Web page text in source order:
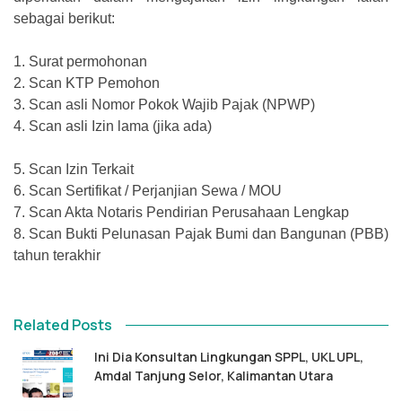
sebagai berikut:
1. Surat permohonan
2. Scan KTP Pemohon
3. Scan asli Nomor Pokok Wajib Pajak (NPWP)
4. Scan asli Izin lama (jika ada)
5. Scan Izin Terkait
6. Scan Sertifikat / Perjanjian Sewa / MOU
7. Scan Akta Notaris Pendirian Perusahaan Lengkap
8. Scan Bukti Pelunasan Pajak Bumi dan Bangunan (PBB)
tahun terakhir
Related Posts
Ini Dia Konsultan Lingkungan SPPL, UKL UPL,
Amdal Tanjung Selor, Kalimantan Utara